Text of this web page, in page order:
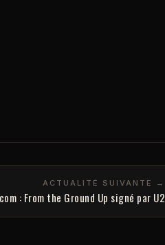
ACTUALITÉ SUIVANTE →
: From the Ground Up signé par U2